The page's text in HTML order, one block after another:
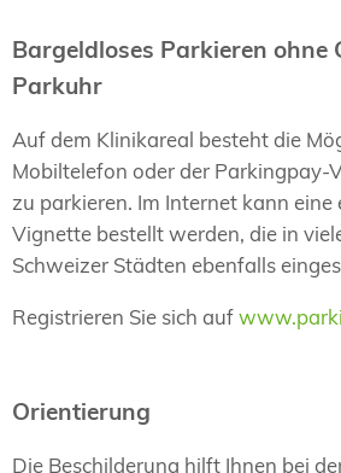
Bargeldloses Parkieren ohne
Parkuhr
Auf dem Klinikareal besteht die
Mobiltelefon oder der Parkingpay-
zu parkieren. Im Internet kann eine
Vignette bestellt werden, die in
Schweizer Städten ebenfalls
Registrieren Sie sich auf
Orientierung
Die Beschilderung hilft Ihnen bei